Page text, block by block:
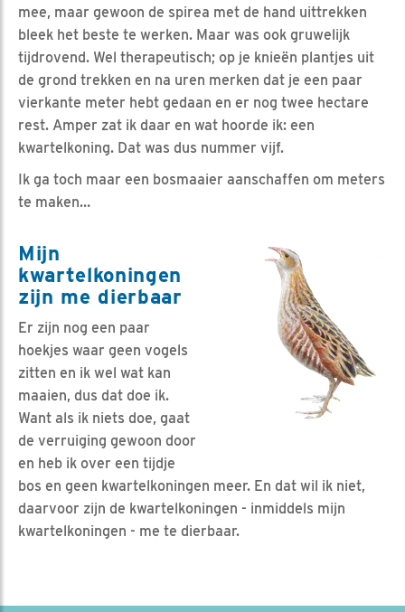
mee, maar gewoon de spirea met de hand uittrekken
bleek het beste te werken. Maar was ook gruwelijk
tijdrovend. Wel therapeutisch; op je knieën plantjes uit
de grond trekken en na uren merken dat je een paar
vierkante meter hebt gedaan en er nog twee hectare
rest. Amper zat ik daar en wat hoorde ik: een
kwartelkoning. Dat was dus nummer vijf.
Ik ga toch maar een bosmaaier aanschaffen om meters
te maken…
Mijn
kwartelkoningen
zijn me dierbaar
Er zijn nog een paar
hoekjes waar geen vogels
zitten en ik wel wat kan
maaien, dus dat doe ik.
Want als ik niets doe, gaat
de verruiging gewoon door
en heb ik over een tijdje
bos en geen kwartelkoningen meer. En dat wil ik niet,
daarvoor zijn de kwartelkoningen - inmiddels mijn
kwartelkoningen - me te dierbaar.